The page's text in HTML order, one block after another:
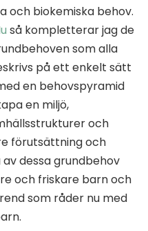
och biokemiska behov.
så kompletterar jag de
som alla
på ett enkelt sätt
en behovspyramid
en miljö,
och
förutsättning och
dessa grundbehov
och friskare barn och
som råder nu med